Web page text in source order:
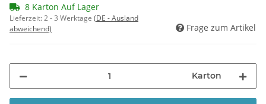
8 Karton Auf Lager
Lieferzeit:2 - 3 Werktage (DE - Ausland
abweichend)
Frage zum Artikel
Karton